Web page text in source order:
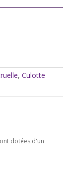
, Culotte
dotées d'un